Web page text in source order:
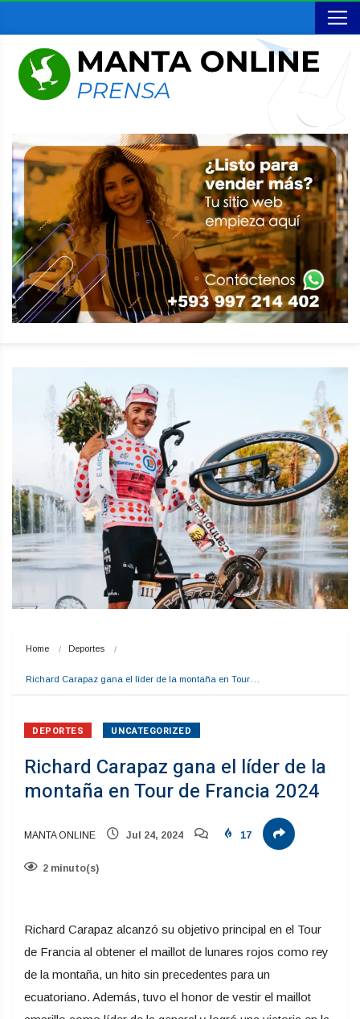
Home Deportes
Richard Carapaz gana el líder de la montaña en Tour…
DEPORTES UNCATEGORIZED
Richard Carapaz gana el líder de la
montaña en Tour de Francia 2024
MANTA ONLINE Jul 24, 2024 17
2 minuto(s)
Richard Carapaz alcanzó su objetivo principal en el Tour
de Francia al obtener el maillot de lunares rojos como rey
de la montaña, un hito sin precedentes para un
ecuatoriano. Además, tuvo el honor de vestir el maillot